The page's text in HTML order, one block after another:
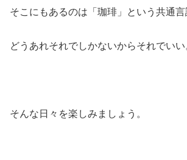
そこにもあるのは「珈琲」という共通言
どうあれそれでしかないからそれでいい
そんな日々を楽しみましょう。